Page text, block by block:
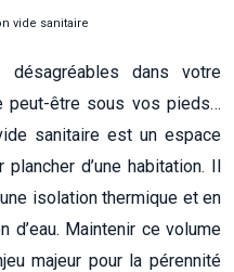
vide sanitaire
désagréables dans votre
peut-être sous vos pieds…
sanitaire est un espace
d’une habitation. Il
isolation thermique et en
d’eau. Maintenir ce volume
majeur pour la pérennité